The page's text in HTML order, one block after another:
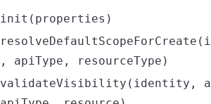
init(properties)
, apiType, resourceType)
validateVisibility(identity,